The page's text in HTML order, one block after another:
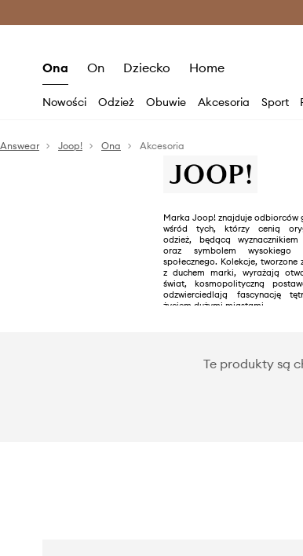
Ona On Dziecko Home
Nowości Odzież Obuwie Akcesoria Sport
Answear Joop! Ona Akcesoria
Marka Joop! znajduje odbiorców
wśród tych, którzy cenią
odzież, będącą wyznacznikiem
oraz symbolem wysokiego
społecznego. Kolekcje, tworzone
z duchem marki, wyrażają
świat, kosmopolityczną
odzwierciedlają fascynację
życiem dużymi miastami.
Te produkty są